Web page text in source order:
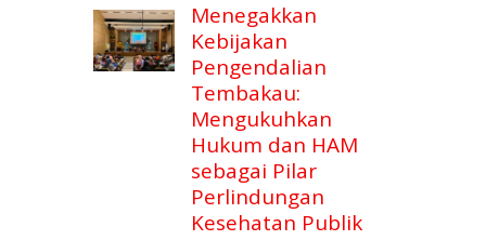
Menegakkan
Kebijakan
Pengendalian
Tembakau:
Mengukuhkan
Hukum dan HAM
sebagai Pilar
Perlindungan
Kesehatan Publik